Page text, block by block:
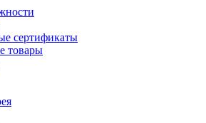
сертификаты
товары